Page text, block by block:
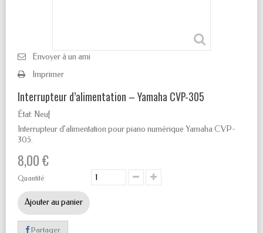
Envoyer à un ami
Imprimer
Interrupteur d’alimentation – Yamaha CVP-305
État: Neuf
Interrupteur d’alimentation pour piano numérique Yamaha CVP-
305.
8,00 €
Quantité
Ajouter au panier
Partager